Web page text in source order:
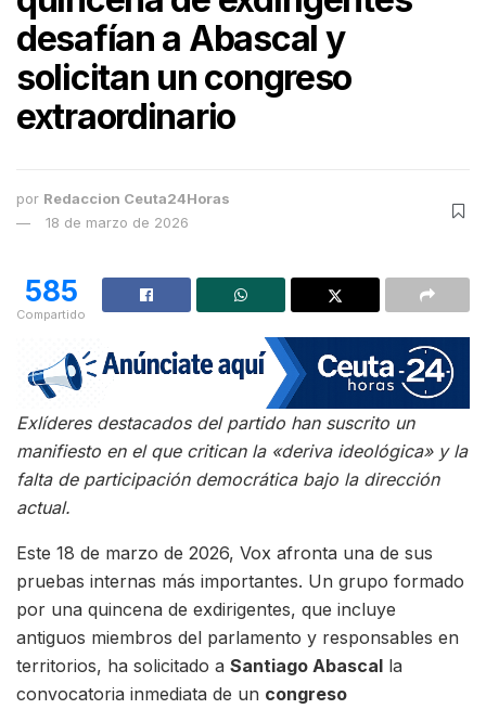
desafían a Abascal y
solicitan un congreso
extraordinario
por Redaccion Ceuta24Horas
18 de marzo de 2026
585
Compartido
Exlíderes destacados del partido han suscrito un
manifiesto en el que critican la «deriva ideológica» y la
falta de participación democrática bajo la dirección
actual.
Este 18 de marzo de 2026, Vox afronta una de sus
pruebas internas más importantes. Un grupo formado
por una quincena de exdirigentes, que incluye
antiguos miembros del parlamento y responsables en
territorios, ha solicitado a Santiago Abascal la
convocatoria inmediata de un congreso